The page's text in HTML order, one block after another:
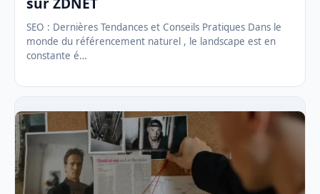
SEO : Dernières Tendances et Conseils Pratiques Dans le
monde du référencement naturel , le landscape est en
constante é…